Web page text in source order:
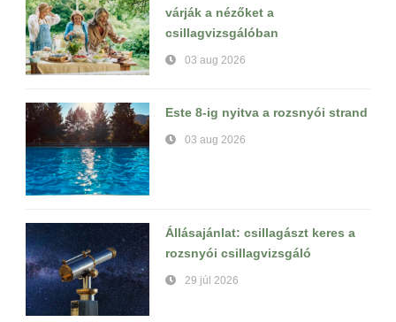
várják a nézőket a
csillagvizsgálóban
03 aug 2026
Este 8-ig nyitva a rozsnyói strand
03 aug 2026
Állásajánlat: csillagászt keres a
rozsnyói csillagvizsgáló
29 júl 2026